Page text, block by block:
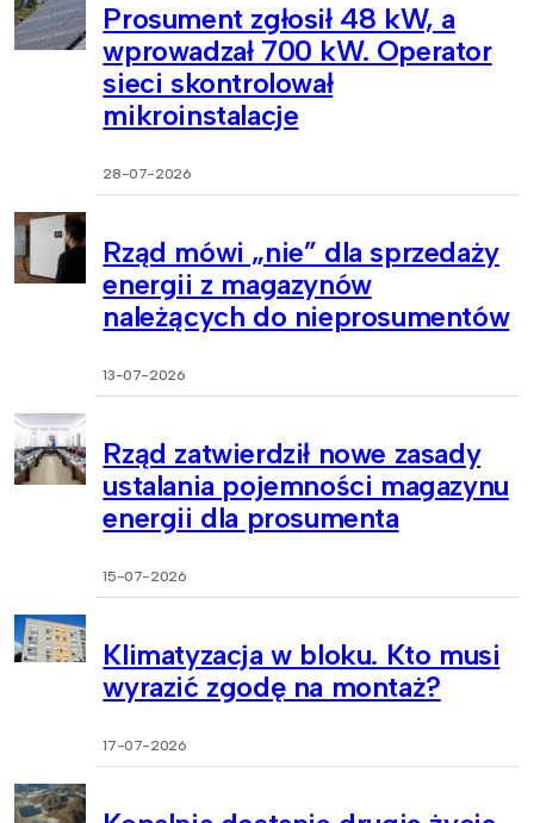
Prosument zgłosił 48 kW, a
wprowadzał 700 kW. Operator
sieci skontrolował
mikroinstalacje
28-07-2026
Rząd mówi „nie” dla sprzedaży
energii z magazynów
należących do nieprosumentów
13-07-2026
Rząd zatwierdził nowe zasady
ustalania pojemności magazynu
energii dla prosumenta
15-07-2026
Klimatyzacja w bloku. Kto musi
wyrazić zgodę na montaż?
17-07-2026